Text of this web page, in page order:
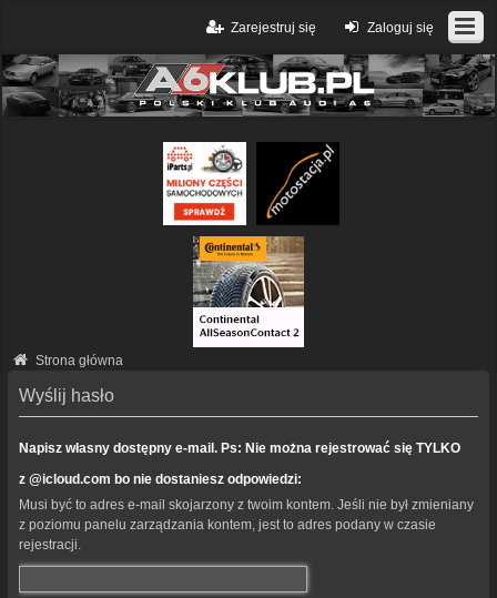
Zaloguj się
Zarejestruj się
Strona główna
Wyślij hasło
Napisz własny dostępny e-mail. Ps: Nie można rejestrować się TYLKO
z @icloud.com bo nie dostaniesz odpowiedzi:
Musi być to adres e-mail skojarzony z twoim kontem. Jeśli nie był zmieniany
z poziomu panelu zarządzania kontem, jest to adres podany w czasie
rejestracji.